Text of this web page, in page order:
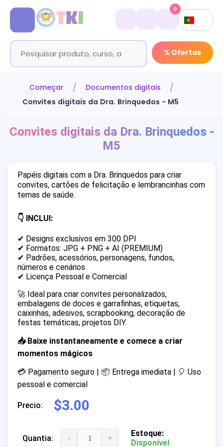
% Ofertas
0
Começar
Documentos digitais
Convites digitais da Dra. Brinquedos - M5
Convites digitais da Dra. Brinquedos -
M5
Papéis digitais com a Dra. Brinquedos para criar
convites, cartões de felicitação e lembrancinhas com
temas de saúde.
👇 INCLUI:
✔ Designs exclusivos em 300 DPI
✔ Formatos: JPG + PNG + AI (PREMIUM)
✔ Padrões, acessórios, personagens, fundos,
números e cenários
✔ Licença Pessoal e Comercial
🚀 Ideal para criar convites personalizados,
embalagens de doces e garrafinhas, etiquetas,
caixinhas, adesivos, scrapbooking, decoração de
festas temáticas, projetos DIY.
📥 Baixe instantaneamente e comece a criar
momentos mágicos
💳 Pagamento seguro | 📦 Entrega imediata | 🎈 Uso
pessoal e comercial
Precio: $3.00
Quantia: - +
Estoque:
Disponível